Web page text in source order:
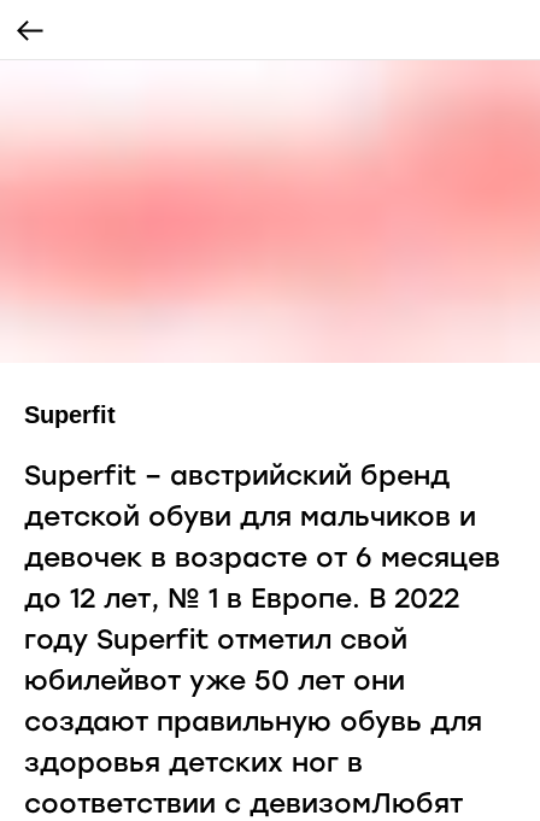
Superfit
Superfit – австрийский бренд
детской обуви для мальчиков и
девочек в возрасте от 6 месяцев
до 12 лет, № 1 в Европе. В 2022
году Superfit отметил свой
юбилейвот уже 50 лет они
создают правильную обувь для
здоровья детских ног в
соответствии с девизомЛюбят